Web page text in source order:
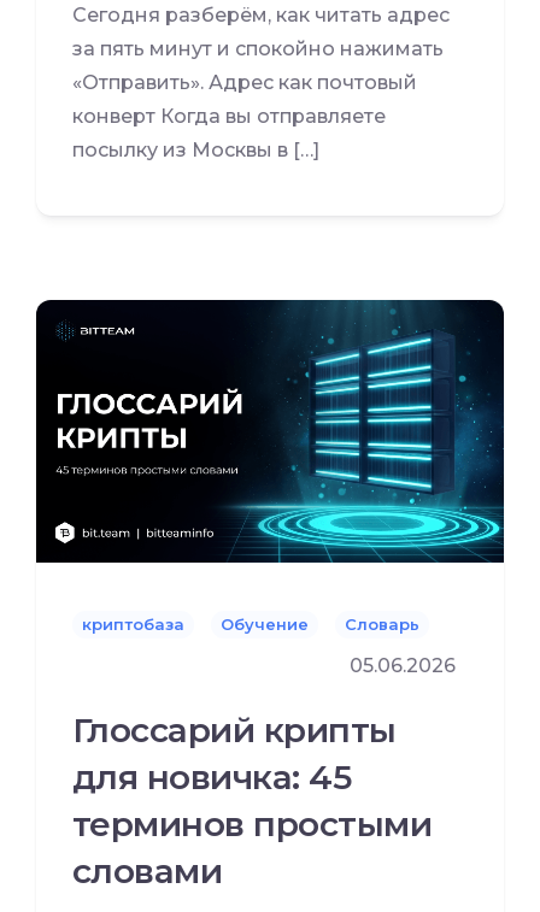
Сегодня разберём, как читать адрес
за пять минут и спокойно нажимать
«Отправить». Адрес как почтовый
конверт Когда вы отправляете
посылку из Москвы в […]
криптобаза Обучение Словарь
05.06.2026
Глоссарий крипты
для новичка: 45
терминов простыми
словами